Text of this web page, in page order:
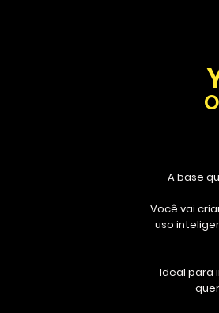
A base
Você vai
uso
Ideal para